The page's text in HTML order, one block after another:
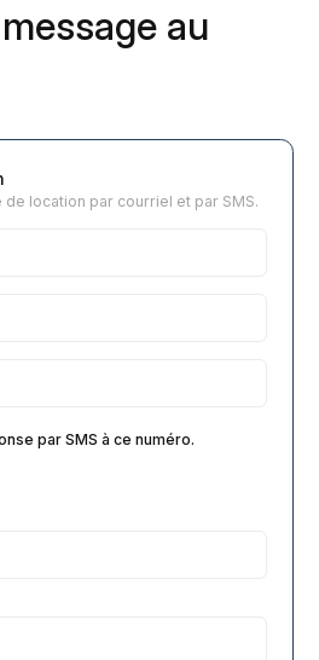
au
location par courriel et par SMS.
par SMS à ce numéro.